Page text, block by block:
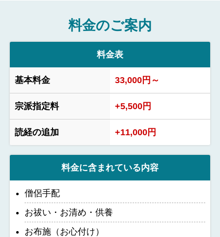
料金のご案内
料金表
基本料金 33,000円～
宗派指定料 +5,500円
読経の追加 +11,000円
料金に含まれている内容
僧侶手配
お祓い・お清め・供養
お布施（お心付け）